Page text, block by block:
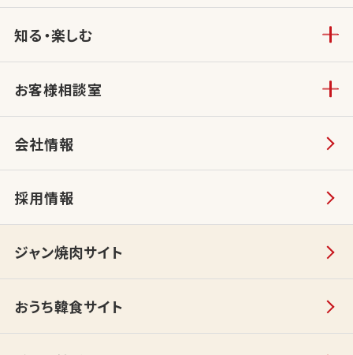
知る・楽しむ
お客様相談室
会社情報
採用情報
ジャン焼肉サイト
おうち韓食サイト